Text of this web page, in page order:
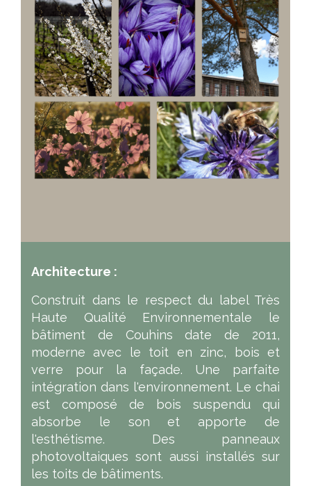
Architecture :
Construit dans le respect du label Très
Haute Qualité Environnementale le
bâtiment de Couhins date de 2011,
moderne avec le toit en zinc, bois et
verre pour la façade. Une parfaite
intégration dans l'environnement. Le chai
est composé de bois suspendu qui
absorbe le son et apporte de
l'esthétisme. Des panneaux
photovoltaiques sont aussi installés sur
les toits de bâtiments.